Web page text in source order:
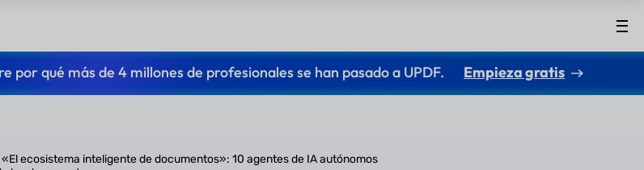
por qué más de 4 millones de profesionales se han pasado a UPDF. Empieza gratis
ecosistema inteligente de documentos»: 10 agentes de IA autónomos